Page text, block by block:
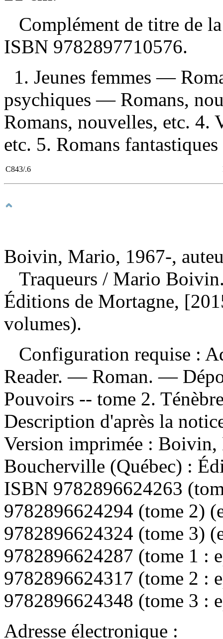
Complément de titre de
ISBN 9782897710576.
1. Jeunes femmes —
psychiques — Romans,
Romans, nouvelles, etc.
etc. 5. Romans
C843/.6
Boivin, Mario, 1967-,
Traqueurs / Mario
Éditions de Mortagne,
volumes).
Configuration requise :
Reader. — Roman. —
Pouvoirs -- tome 2.
Description d'après la
Version imprimée : Boivin,
Boucherville (Québec) :
ISBN 9782896624263
9782896624294 (tome 2)
9782896624324 (tome 3)
9782896624287 (tome 1 :
9782896624317 (tome 2 :
9782896624348 (tome 3 :
Adresse électronique :